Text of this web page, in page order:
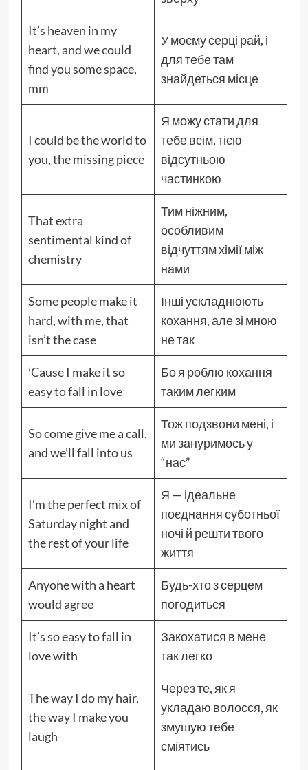
It’s heaven in my
heart, and we could
find you some space,
mm
У моєму серці рай, і
для тебе там
знайдеться місце
I could be the world to
you, the missing piece
Я можу стати для
тебе всім, тією
відсутньою
частинкою
That extra
sentimental kind of
chemistry
Тим ніжним,
особливим
відчуттям хімії між
нами
Some people make it
hard, with me, that
isn’t the case
Інші ускладнюють
кохання, але зі мною
не так
’Cause I make it so
easy to fall in love
Бо я роблю кохання
таким легким
So come give me a call,
and we’ll fall into us
Тож подзвони мені, і
ми зануримось у
“нас”
I’m the perfect mix of
Saturday night and
the rest of your life
Я — ідеальне
поєднання суботньої
ночі й решти твого
життя
Anyone with a heart
would agree
Будь-хто з серцем
погодиться
It’s so easy to fall in
love with
Закохатися в мене
так легко
The way I do my hair,
the way I make you
laugh
Через те, як я
укладаю волосся, як
змушую тебе
сміятись